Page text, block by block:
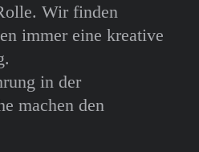
Wir finden
immer eine kreative
in der
machen den